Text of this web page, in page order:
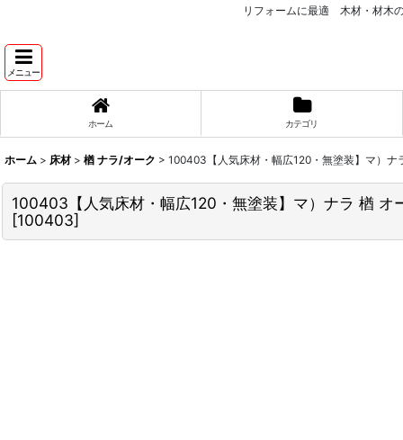
リフォームに最適 木材・材木
メニュー
ホーム カテゴリ
ホーム > 床材 > 楢 ナラ/オーク > 100403【人気床材・幅広120・無塗装】マ）
100403【人気床材・幅広120・無塗装】マ）ナラ 楢
[100403]